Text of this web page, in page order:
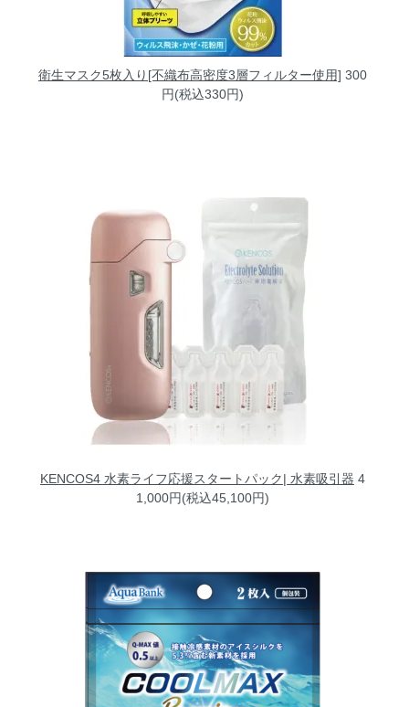
衛生マスク5枚入り[不織布高密度3層フィルター使用] 300
円(税込330円)
KENCOS4 水素ライフ応援スタートパック| 水素吸引器 4
1,000円(税込45,100円)